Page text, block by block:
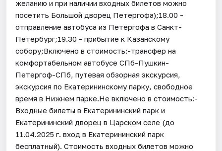
желанию и при наличии входных билетов можно
посетить Большой дворец Петергофа);18.00 -
отправление автобуса из Петергофа в Санкт-
Петербург;19.30 - прибытие к Казанскому
собору;Включено в стоимость:-трансфер на
комфортабельном автобусе СПб-Пушкин-
Петергоф-СПб, путевая обзорная экскурсия,
экскурсия по Екатерининскому парку, свободное
время в Нижнем парке.Не включено в стоимость:-
Входные билеты в Екатерининский парк и
Екатерининский дворец в Царском селе (до
11.04.2025 г. вход в Екатерининский парк
бесплатный). Стоимость входных билетов можно